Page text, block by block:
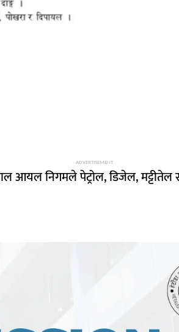
ADVERTISEMENT
आयल निगमले पेट्रोल, डिजेल, मट्टीतेल